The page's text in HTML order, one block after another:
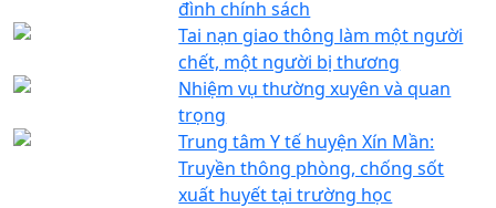
đình chính sách
Tai nạn giao thông làm một người
chết, một người bị thương
Nhiệm vụ thường xuyên và quan
trọng
Trung tâm Y tế huyện Xín Mần:
Truyền thông phòng, chống sốt
xuất huyết tại trường học